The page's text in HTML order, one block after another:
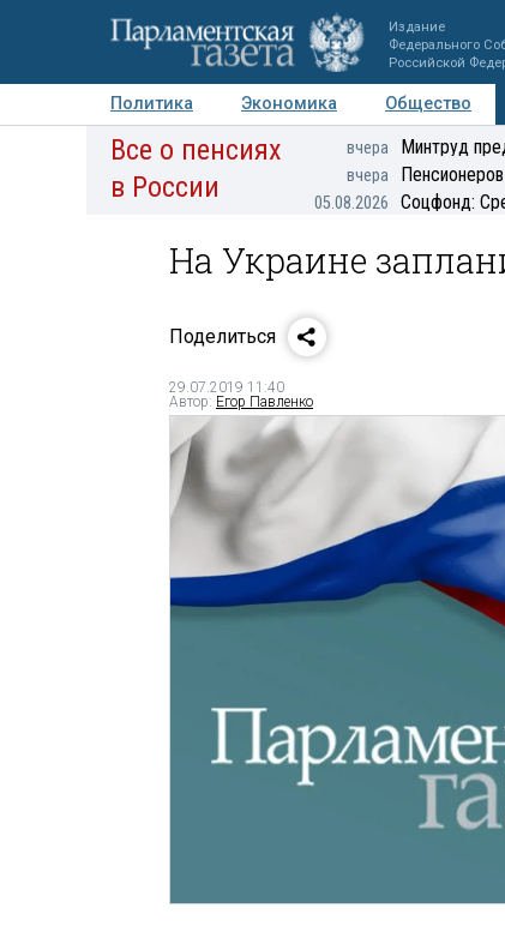
Издание
Федерального
Российской
Политика Экономика Общество
Авторы Персоны Мнения
Все о пенсиях
в России
вчера Минтруд
вчера
05.08.2026 Соцфонд:
На Украине
Поделиться
29.07.2019 11:40
Автор: Егор Павленко